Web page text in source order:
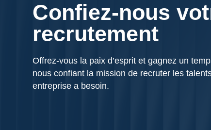
Confiez-nous
recrutement
Offrez-vous la paix d’esprit et gagnez un
nous confiant la mission de recruter les
entreprise a besoin.